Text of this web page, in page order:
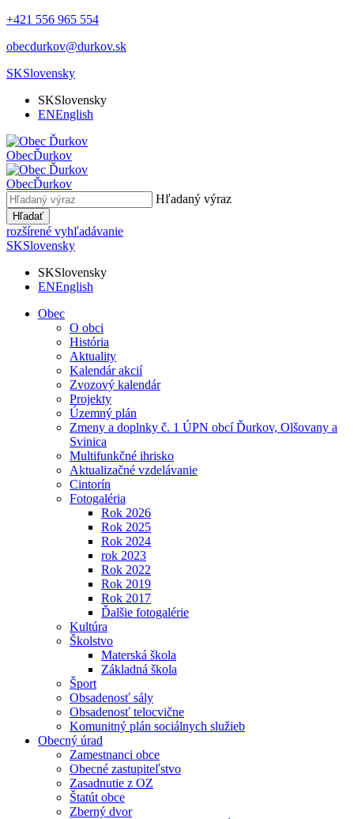
+421 556 965 554
obecdurkov@durkov.sk
SKSlovensky
SKSlovensky
ENEnglish
ObecĎurkov
ObecĎurkov
Hľadaný výraz
Hľadať
rozšírené vyhľadávanie
SKSlovensky
SKSlovensky
ENEnglish
Obec
O obci
História
Aktuality
Kalendár akcií
Zvozový kalendár
Projekty
Územný plán
Zmeny a doplnky č. 1 ÚPN obcí Ďurkov, Olšovany a
Svinica
Multifunkčné ihrisko
Aktualizačné vzdelávanie
Cintorín
Fotogaléria
Rok 2026
Rok 2025
Rok 2024
rok 2023
Rok 2022
Rok 2019
Rok 2017
Ďalšie fotogalérie
Kultúra
Školstvo
Materská škola
Základná škola
Šport
Obsadenosť sály
Obsadenosť telocvične
Komunitný plán sociálnych služieb
Obecný úrad
Zamestnanci obce
Obecné zastupiteľstvo
Zasadnutie z OZ
Štatút obce
Zberný dvor